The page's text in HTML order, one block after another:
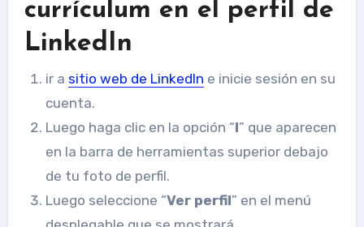
currículum en el perfil de
LinkedIn
ir a sitio web de LinkedIn e inicie sesión en su
cuenta.
Luego haga clic en la opción “I” que aparecen
en la barra de herramientas superior debajo
de tu foto de perfil.
Luego seleccione “Ver perfil” en el menú